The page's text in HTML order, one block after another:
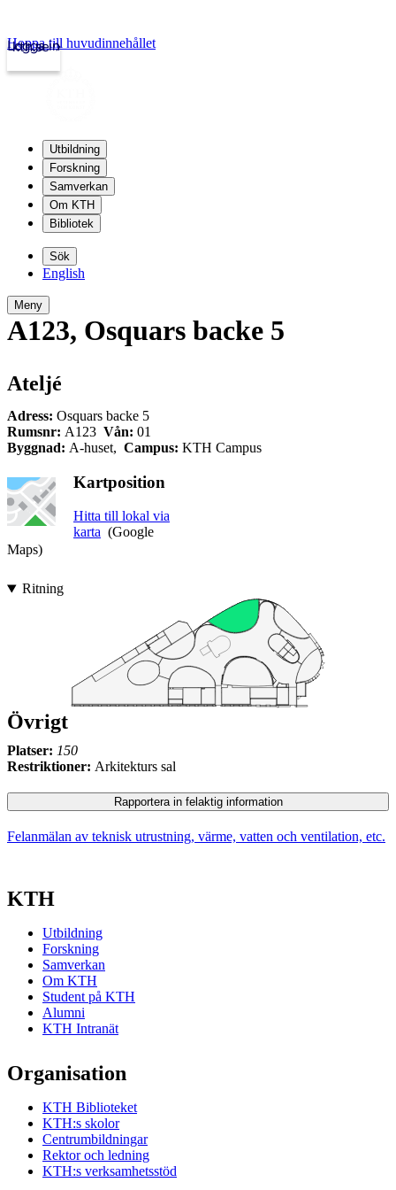
kth.se
Logga in
Hoppa till huvudinnehållet
Utbildning
Forskning
Samverkan
Om KTH
Bibliotek
Sök
English
Meny
A123, Osquars backe 5
Ateljé
Adress: Osquars backe 5
Rumsnr: A123 Vån: 01
Byggnad: A-huset, Campus: KTH Campus
Kartposition
Hitta till lokal via
karta (Google
Maps)
Ritning
Övrigt
Platser: 150
Restriktioner: Arkitekturs sal
Rapportera in felaktig information
Felanmälan av teknisk utrustning, värme, vatten och ventilation, etc.
KTH
Utbildning
Forskning
Samverkan
Om KTH
Student på KTH
Alumni
KTH Intranät
Organisation
KTH Biblioteket
KTH:s skolor
Centrumbildningar
Rektor och ledning
KTH:s verksamhetsstöd